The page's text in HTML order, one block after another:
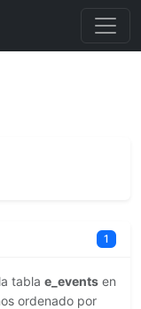
1
tabla e_events en
ordenado por